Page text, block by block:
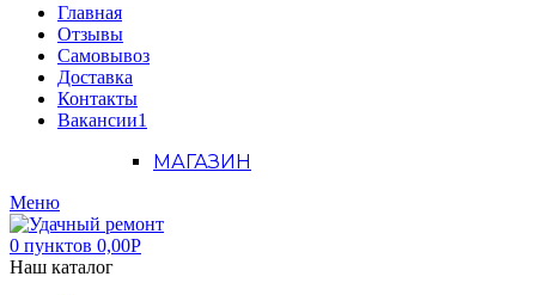
Главная
Отзывы
Самовывоз
Доставка
Контакты
Вакансии1
МАГАЗИН
Меню
0 пунктов 0,00Р
Наш каталог